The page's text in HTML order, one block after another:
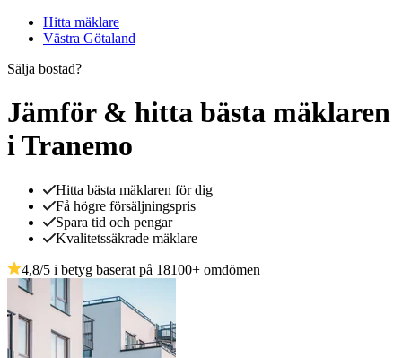
Hitta mäklare
Västra Götaland
Sälja bostad?
Jämför & hitta bästa mäklaren
i Tranemo
Hitta bästa mäklaren för dig
Få högre försäljningspris
Spara tid och pengar
Kvalitetssäkrade mäklare
4,8/5 i betyg baserat på 18100+ omdömen